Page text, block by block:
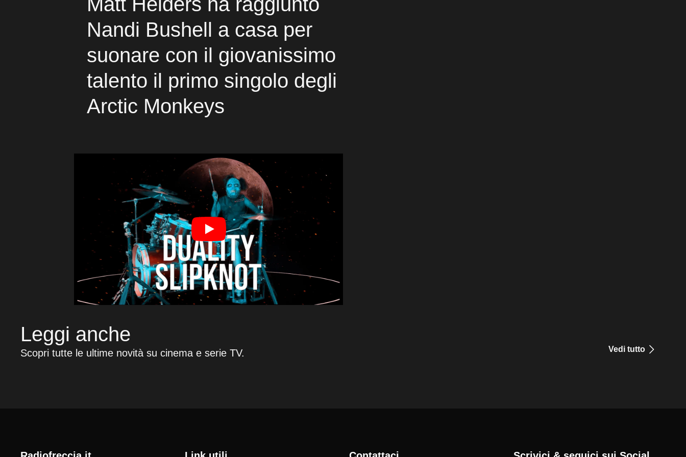
Nandi Bushell a casa per
suonare con il giovanissimo
talento il primo singolo degli
Arctic Monkeys
Leggi anche
Scopri tutte le ultime novità su cinema e serie TV. Vedi tutto